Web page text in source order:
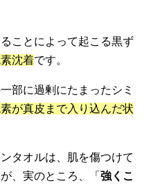
ことによって起こる黒ず
沈着です。
部に過剰にたまったシミ
が真皮まで入り込んだ状
タオルは、肌を傷つけて
、実のところ、「 強くこ